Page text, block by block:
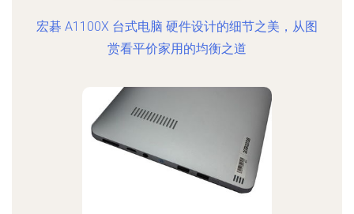
宏碁 A1100X 台式电脑 硬件设计的细节之美，从图
赏看平价家用的均衡之道